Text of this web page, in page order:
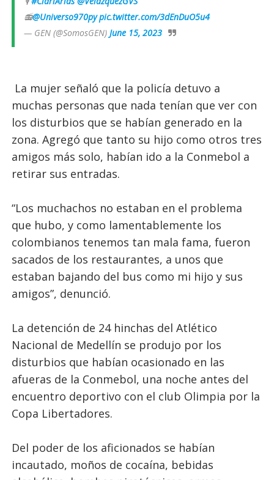
📻@Universo970py pic.twitter.com/3dEnDuO5u4
— GEN (@SomosGEN) June 15, 2023
La mujer señaló que la policía detuvo a
muchas personas que nada tenían que ver con
los disturbios que se habían generado en la
zona. Agregó que tanto su hijo como otros tres
amigos más solo, habían ido a la Conmebol a
retirar sus entradas.
“Los muchachos no estaban en el problema
que hubo, y como lamentablemente los
colombianos tenemos tan mala fama, fueron
sacados de los restaurantes, a unos que
estaban bajando del bus como mi hijo y sus
amigos”, denunció.
La detención de 24 hinchas del Atlético
Nacional de Medellín se produjo por los
disturbios que habían ocasionado en las
afueras de la Conmebol, una noche antes del
encuentro deportivo con el club Olimpia por la
Copa Libertadores.
Del poder de los aficionados se habían
incautado, moños de cocaína, bebidas